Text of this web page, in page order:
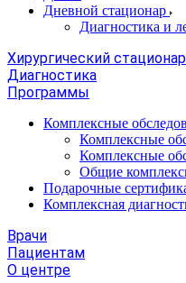
Дневной стационар
Диагностика и
Хирургический стационар
Диагностика
Программы
Комплексные
Комплексные
Комплексные
Общие
Подарочные
Комплексная
Врачи
Пациентам
О центре